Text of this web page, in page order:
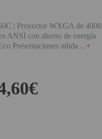
| Proyector WXGA de 4000
ANSI con ahorro de energía
Presentaciones nítida
+